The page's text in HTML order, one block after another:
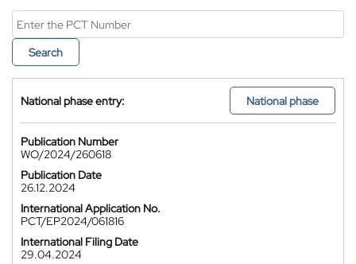
Search
National phase entry: National phase
Publication Number
WO/2024/260618
Publication Date
26.12.2024
International Application No.
PCT/EP2024/061816
International Filing Date
29.04.2024